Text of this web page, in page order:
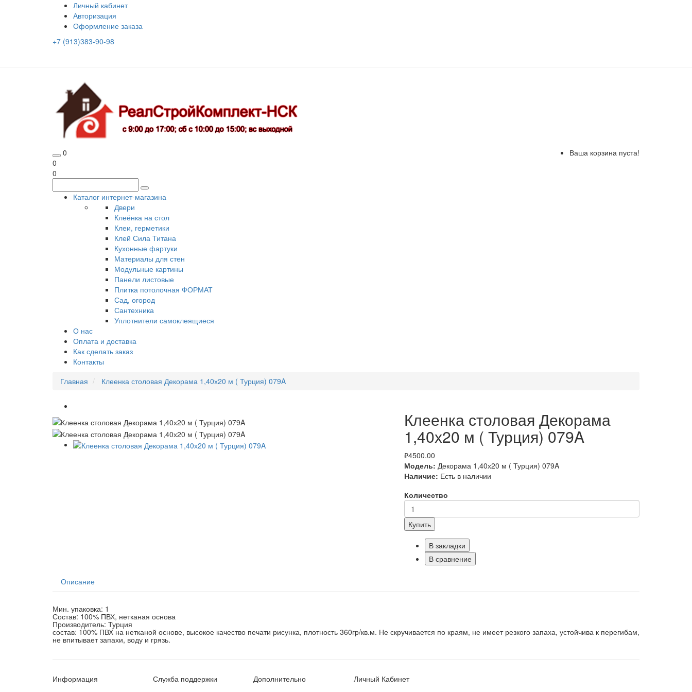
Личный кабинет
Авторизация
Оформление заказа
+7 (913)383-90-98
0
Ваша корзина пуста!
0
0
Каталог интернет-магазина
Двери
Клеёнка на стол
Клеи, герметики
Клей Сила Титана
Кухонные фартуки
Материалы для стен
Модульные картины
Панели листовые
Плитка потолочная ФОРМАТ
Сад, огород
Сантехника
Уплотнители самоклеящиеся
О нас
Оплата и доставка
Как сделать заказ
Контакты
Главная
Клеенка столовая Декорама 1,40х20 м ( Турция) 079A
Клеенка столовая Декорама
1,40х20 м ( Турция) 079A
₽4500.00
Модель: Декорама 1,40х20 м ( Турция) 079A
Наличие: Есть в наличии
Количество
Купить
В закладки
В сравнение
Описание
Мин. упаковка: 1
Состав: 100% ПВХ, нетканая основа
Производитель: Турция
состав: 100% ПВХ на нетканой основе, высокое качество печати рисунка, плотность 360гр/кв.м. Не скручивается по краям, не имеет резкого запаха, устойчива к перегибам,
не впитывает запахи, воду и грязь.
Информация Служба поддержки Дополнительно Личный Кабинет